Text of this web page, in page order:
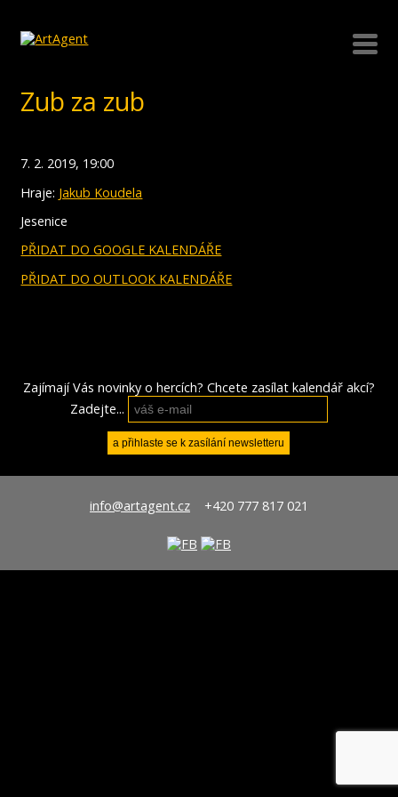
Zub za zub
7. 2. 2019, 19:00
Hraje: Jakub Koudela
Jesenice
PŘIDAT DO GOOGLE KALENDÁŘE
PŘIDAT DO OUTLOOK KALENDÁŘE
Zajímají Vás novinky o hercích? Chcete zasílat kalendář akcí?
Zadejte...
info@artagent.cz+420 777 817 021